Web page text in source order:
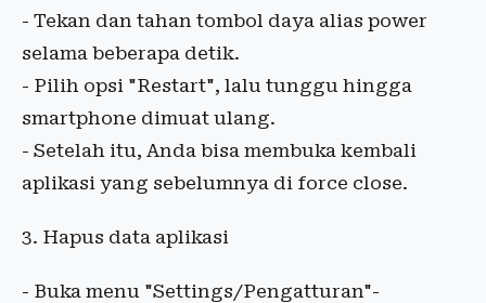
- Tekan dan tahan tombol daya alias power
selama beberapa detik.
- Pilih opsi "Restart", lalu tunggu hingga
smartphone dimuat ulang.
- Setelah itu, Anda bisa membuka kembali
aplikasi yang sebelumnya di force close.
3. Hapus data aplikasi
- Buka menu "Settings/Pengatturan"-